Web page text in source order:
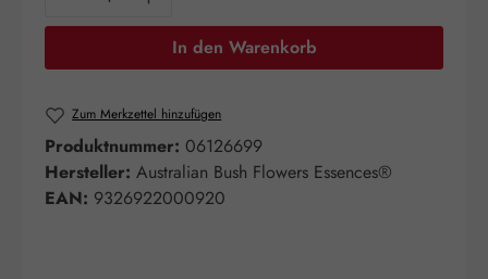
In den Warenkorb
Zum Merkzettel hinzufügen
Produktnummer: 06126699
Hersteller: Australian Bush Flowers Essences®
EAN: 9326922000920